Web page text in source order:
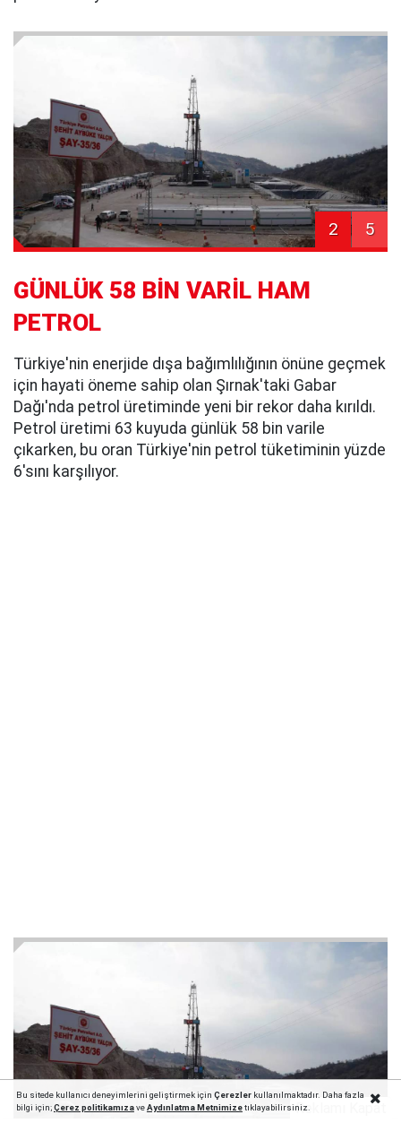
2 5
GÜNLÜK 58 BİN VARİL HAM
PETROL
Türkiye'nin enerjide dışa bağımlılığının önüne geçmek
için hayati öneme sahip olan Şırnak'taki Gabar
Dağı'nda petrol üretiminde yeni bir rekor daha kırıldı.
Petrol üretimi 63 kuyuda günlük 58 bin varile
çıkarken, bu oran Türkiye'nin petrol tüketiminin yüzde
6'sını karşılıyor.
Bu sitede kullanıcı deneyimlerini geliştirmek için Çerezlerkullanılmaktadır. Daha fazla
bilgi için;Çerez politikamızaveAydınlatma Metnimizetıklayabilirsiniz.Reklamı Kapat